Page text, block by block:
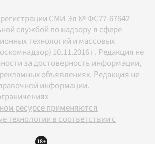
СМИ Эл № ФС77-67642
службой по надзору в сфере
технологий и массовых
10.11.2016 г. Редакция не
за достоверность информации,
объявлениях. Редакция не
информации.
ресурсе применяются
технологии в соответствии с
18+